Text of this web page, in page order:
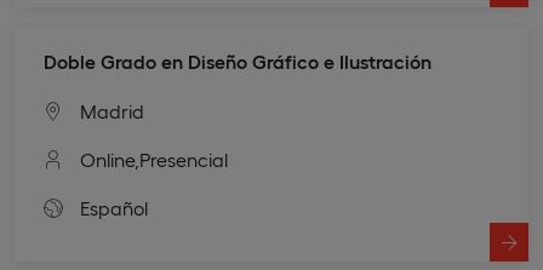
Doble Grado en Diseño Gráfico e Ilustración
Madrid
Online, Presencial
Español